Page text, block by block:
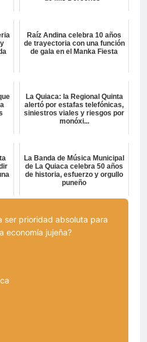
Raíz Andina celebra 10 años
de trayectoria con una función
de gala en el Manka Fiesta
La Quiaca: la Regional Quinta
alertó por estafas telefónicas,
siniestros viales y riesgos por
monóxi...
La Banda de Música Municipal
de La Quiaca celebra 50 años
de historia, esfuerzo y orgullo
puneño
ser prioridad absoluta para
economía jujeña?